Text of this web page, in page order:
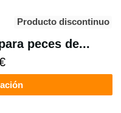
Producto discontinuo
peces de...